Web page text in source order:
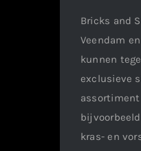
Bricks and
Veendam
kunnen
exclusieve
assortiment
kras- en